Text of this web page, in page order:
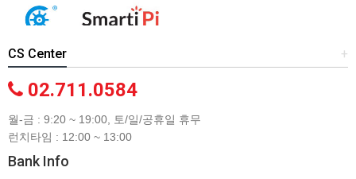
+
CS Center
02.711.0584
월-금 : 9:20 ~ 19:00, 토/일/공휴일 휴무
런치타임 : 12:00 ~ 13:00
Bank Info